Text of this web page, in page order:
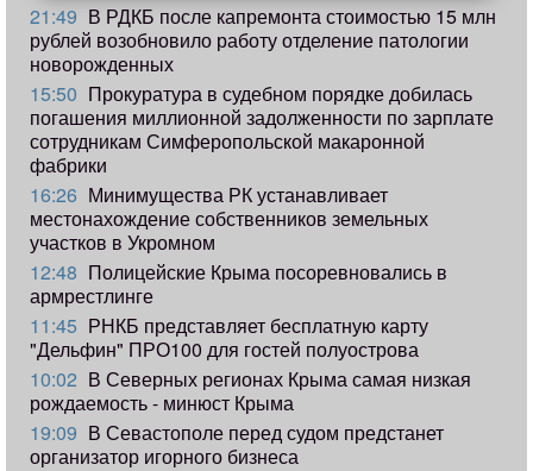
21:49 В РДКБ после капремонта стоимостью 15 млн
рублей возобновило работу отделение патологии
новорожденных
15:50 Прокуратура в судебном порядке добилась
погашения миллионной задолженности по зарплате
сотрудникам Симферопольской макаронной
фабрики
16:26 Минимущества РК устанавливает
местонахождение собственников земельных
участков в Укромном
12:48 Полицейские Крыма посоревновались в
армрестлинге
11:45 РНКБ представляет бесплатную карту
"Дельфин" ПРО100 для гостей полуострова
10:02 В Северных регионах Крыма самая низкая
рождаемость - минюст Крыма
19:09 В Севастополе перед судом предстанет
организатор игорного бизнеса